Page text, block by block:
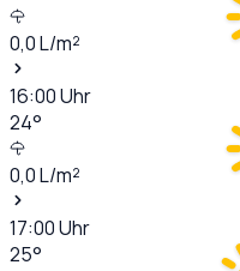
0,0L/m²
16:00Uhr
24°
0,0L/m²
17:00Uhr
25°